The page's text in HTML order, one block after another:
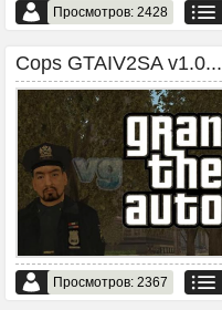
Просмотров: 2428
Сops GTAIV2SA v1.0...
Просмотров: 2367